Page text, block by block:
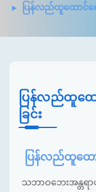
ပြန်လည်ထူထောင်ရေ
ပြန်လည်ထူထေ
ခြင်း
ပြန်လည်ထူထော
သဘာဝဘေးအန္တရာ